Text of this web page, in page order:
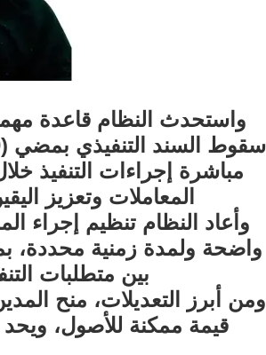
واستحدث النظام قاعدة
مباشرة إجراءات التنفيذ
المعاملات وتعزيز
وأعاد النظام تنظيم
واضحة ولمدة زمنية محددة،
بين متطلبات
ومن أبرز التعديلات، منح
قيمة ممكنة للأصول،